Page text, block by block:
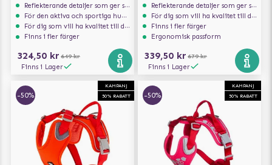
Reflekterande detaljer som ger synlighet i svagt ljus
För den aktiva och sportiga hunden
För dig som vill ha kvalitet till din hund!
Finns i fler färger
324,50 kr 649 kr
Finns i Lager
Reflekterande detaljer som ger synlighet i svagt ljus
För dig som vill ha kvalitet till din hund!
Finns i fler färger
Ergonomisk passform
339,50 kr 679 kr
Finns i Lager
KAMPANJ
50% RABATT
-50%
KAMPANJ
50% RABATT
-50%